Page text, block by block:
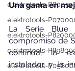
elektrotools-
elektrotools-
elektrotools-
elektrotools-
elektrotools-
Una gama en
La Serie
compromiso de
continua, la
instalador y la